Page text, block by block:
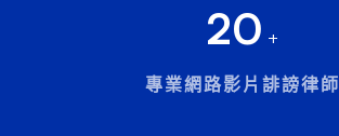
20 +
專業網路影片誹謗律師